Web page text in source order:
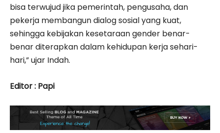
bisa terwujud jika pemerintah, pengusaha, dan
pekerja membangun dialog sosial yang kuat,
sehingga kebijakan kesetaraan gender benar-
benar diterapkan dalam kehidupan kerja sehari-
hari,” ujar Indah.
Editor : Papi